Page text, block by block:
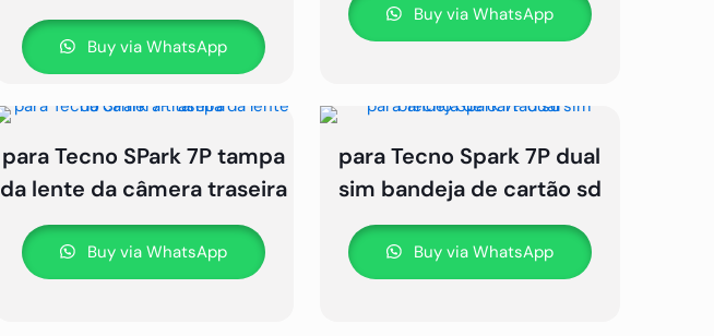
Buy via WhatsApp
Buy via WhatsApp
para Tecno SPark 7P tampa
da lente da câmera traseira
Buy via WhatsApp
para Tecno Spark 7P dual
sim bandeja de cartão sd
Buy via WhatsApp